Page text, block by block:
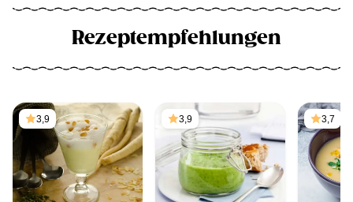
Rezeptempfehlungen
3,9 3,9 3,7